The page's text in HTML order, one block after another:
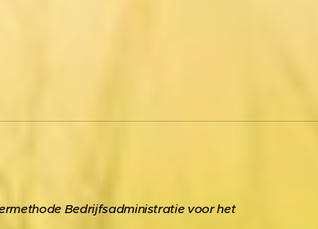
Bedrijfsadministratie voor het